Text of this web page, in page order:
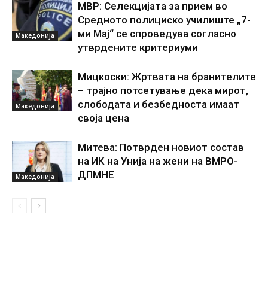
Македонија
МВР: Селекцијата за прием во
Средното полициско училиште „7-
ми Мај“ се спроведува согласно
утврдените критериуми
Македонија
Мицкоски: Жртвата на бранителите
– трајно потсетување дека мирот,
слободата и безбедноста имаат
своја цена
Македонија
Митева: Потврден новиот состав
на ИК на Унија на жени на ВМРО-
ДПМНЕ